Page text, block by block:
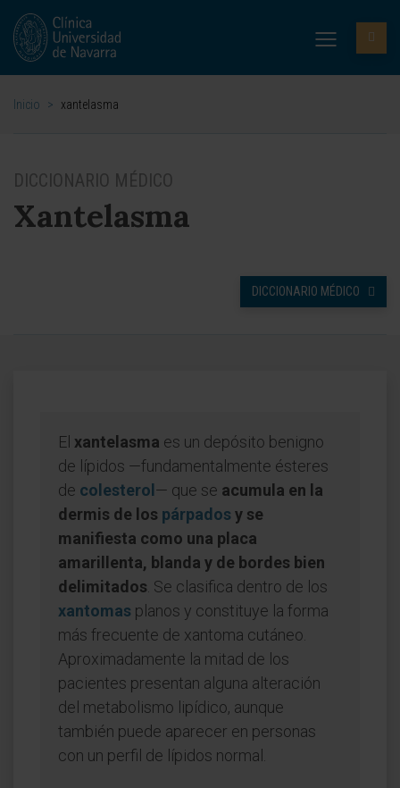
Inicio > xantelasma
DICCIONARIO MÉDICO
Xantelasma
DICCIONARIO MÉDICO
El xantelasma es un depósito benigno
de lípidos —fundamentalmente ésteres
de colesterol — que se acumula en la
dermis de los párpados y se
manifiesta como una placa
amarillenta, blanda y de bordes bien
delimitados . Se clasifica dentro de los
xantomas planos y constituye la forma
más frecuente de xantoma cutáneo.
Aproximadamente la mitad de los
pacientes presentan alguna alteración
del metabolismo lipídico, aunque
también puede aparecer en personas
con un perfil de lípidos normal.